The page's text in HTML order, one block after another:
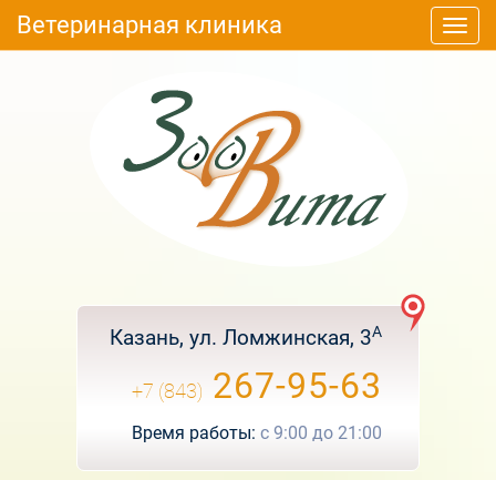
Ветеринарная клиника
Казань, ул. Ломжинская, 3А
+7 (843) 267-95-63
Время работы: с 9:00 до 21:00